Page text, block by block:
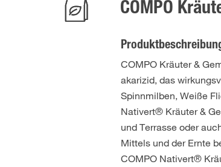
COMPO
COMPO Kräuter &
akarizid, das
Spinnmilben, Weiße
Nativert® Kräuter &
und Terrasse oder
Mittels und der Ernte
COMPO Nativert®